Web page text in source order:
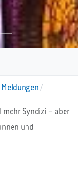
Syndizi – aber
und